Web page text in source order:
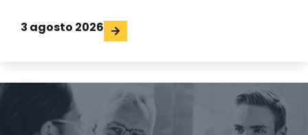
3 agosto 2026